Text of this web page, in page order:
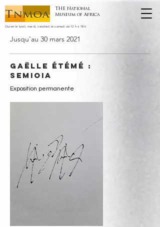
THE National
Museum of Africa
Ouvert le lundi, mardi, vendredi et samedi de12 h à 18 h
Jusqu'au 30 mars 2021
Gaëlle Étémé :
SEmioia
Exposition permanente